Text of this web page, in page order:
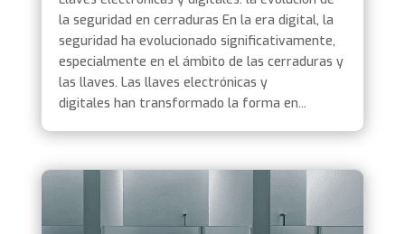
la seguridad en cerraduras En la era digital, la
seguridad ha evolucionado significativamente,
especialmente en el ámbito de las cerraduras y
las llaves. Las llaves electrónicas y
digitales han transformado la forma en...